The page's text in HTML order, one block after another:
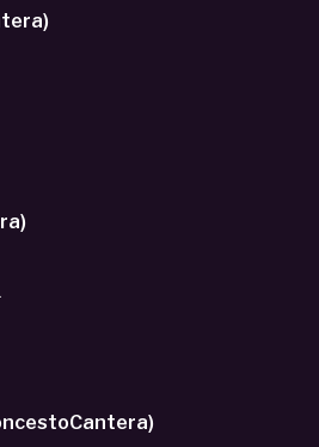
CASTILLA y LEÓN - SEMIFINAL Cpto EspaÑa (BaloncestoCantera)